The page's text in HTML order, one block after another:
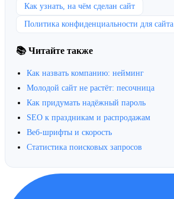
Как узнать, на чём сделан сайт
Политика конфиденциальности для сайта
📚 Читайте также
Как назвать компанию: нейминг
Молодой сайт не растёт: песочница
Как придумать надёжный пароль
SEO к праздникам и распродажам
Веб-шрифты и скорость
Статистика поисковых запросов